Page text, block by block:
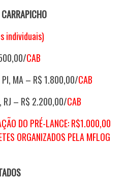
individuais)
CAB
PI, MA – R$ 1.800,00/CAB
RJ – R$ 2.200,00/CAB
DO PRÉ-LANCE: R$1.000,00
ORGANIZADOS PELA MFLOG